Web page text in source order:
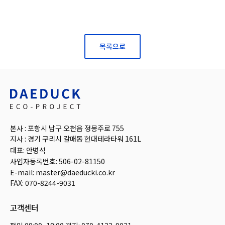
목록으로
본사 : 포항시 남구 오천읍 정몽주로 755
지사 : 경기 구리시 갈매동 현대테라타워 161L
대표: 안병석
사업자등록번호: 506-02-81150
E-mail: master@daeducki.co.kr
FAX: 070-8244-9031
고객센터